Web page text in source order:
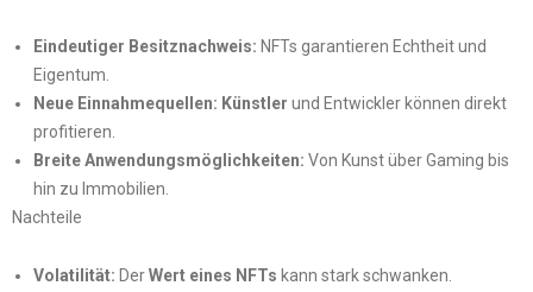
Eindeutiger Besitznachweis: NFTs garantieren Echtheit und
Eigentum.
Neue Einnahmequellen: Künstler und Entwickler können direkt
profitieren.
Breite Anwendungsmöglichkeiten: Von Kunst über Gaming bis
hin zu Immobilien.
Nachteile
Volatilität: DerWert eines NFTs kann stark schwanken.